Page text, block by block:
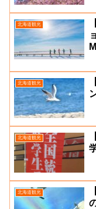
北海道観光
北海道観光
北海道観光
北海道観光